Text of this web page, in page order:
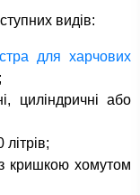
видів:
для харчових
циліндричні або
кришкою хомутом